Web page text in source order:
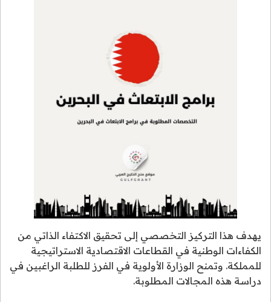
يهدف هذا التركيز التخصصي إلى تحقيق الاكتفاء الذاتي من
الكفاءات الوطنية في القطاعات الاقتصادية الاستراتيجية
للمملكة. وتمنح الوزارة الأولوية في الفرز للطلبة الراغبين في
دراسة هذه المجالات المطلوبة.